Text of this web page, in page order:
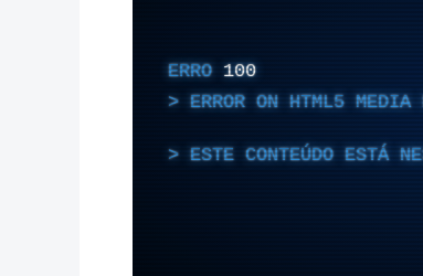
ERRO 100
ERROR ON HTML5 MEDIA
ESTE CONTEÚDO ESTÁ